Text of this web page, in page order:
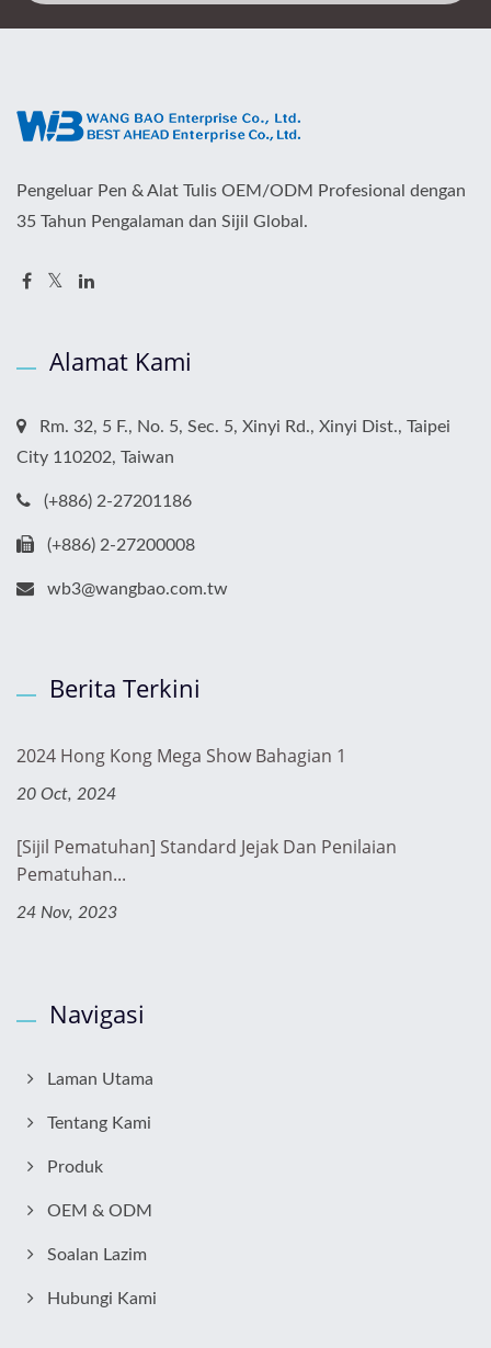
Pengeluar Pen & Alat Tulis OEM/ODM Profesional dengan
35 Tahun Pengalaman dan Sijil Global.
Alamat Kami
Rm. 32, 5 F., No. 5, Sec. 5, Xinyi Rd., Xinyi Dist., Taipei
City 110202, Taiwan
(+886) 2-27201186
(+886) 2-27200008
wb3@wangbao.com.tw
Berita Terkini
2024 Hong Kong Mega Show Bahagian 1
20 Oct, 2024
[Sijil Pematuhan] Standard Jejak Dan Penilaian
Pematuhan...
24 Nov, 2023
Navigasi
Laman Utama
Tentang Kami
Produk
OEM & ODM
Soalan Lazim
Hubungi Kami